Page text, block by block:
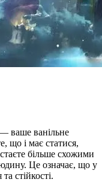
ваше ванільне
що і має статися,
більше схожими
Це означає, що у
стійкості.